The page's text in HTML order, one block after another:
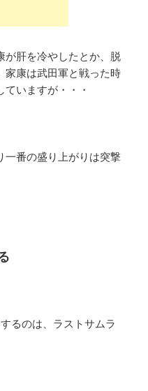
が肝を冷やしたとか、脱
家康は武田軍と戦った時
いますが・・・
一番の盛り上がりは突撃
るのは、ラストサムラ